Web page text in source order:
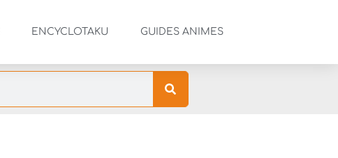
ENCYCLOTAKU GUIDES ANIMES